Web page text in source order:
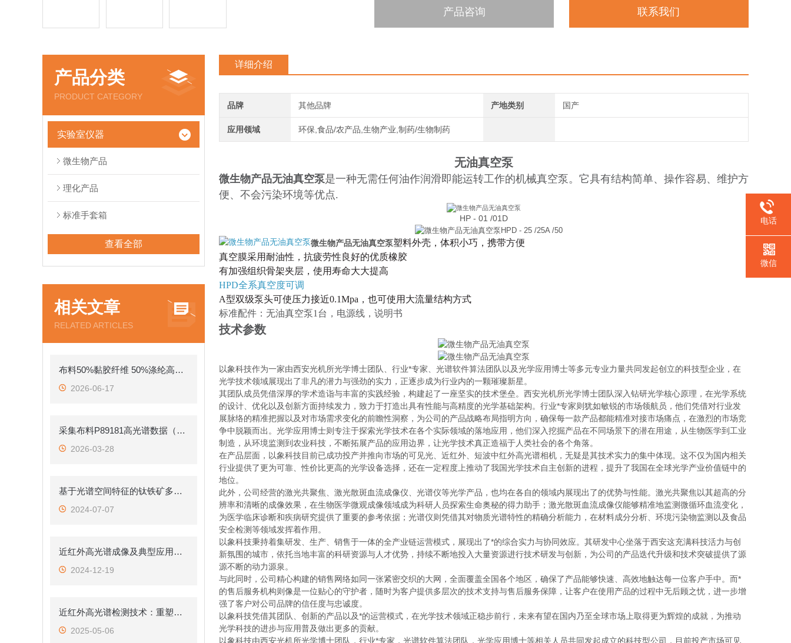
产品咨询 联系我们
产品分类
PRODUCT CATEGORY
实验室仪器
微生物产品
理化产品
标准手套箱
查看全部
相关文章
RELATED ARTICLES
布料50%黏胶纤维 50%涤纶高光谱数据分析
2026-06-17
采集布料P89181高光谱数据（材质无损识别）
2026-03-28
基于光谱空间特征的钛铁矿多组分高光谱品位评估
2024-07-07
近红外高光谱成像及典型应用场景
2024-12-19
近红外高光谱检测技术：重塑食品包装异物检测新格局
2025-05-06
详细介绍
品牌 其他品牌 产地类别 国产
应用领域 环保,食品/农产品,生物产业,制药/生物制药
无油真空泵
微生物产品无油真空泵是一种无需任何油作润滑即能运转工作的机械真空泵。它具有结构简单、操作容易、维护方
便、不会污染环境等优点.
HP - 01 /01D
HPD - 25 /25A /50
微生物产品无油真空泵塑料外壳，体积小巧，携带方便
真空膜采用耐油性，抗疲劳性良好的优质橡胶
有加强组织骨架夹层，使用寿命大大提高
HPD全系真空度可调
A型双级泵头可使压力接近0.1Mpa，也可使用大流量结构方式
标准配件：无油真空泵1台，电源线，说明书
技术参数
以象科技作为一家由西安光机所光学博士团队、行业*专家、光谱软件算法团队以及光学应用博士等多元专业力量共同发起创立的科技型企业，在
光学技术领域展现出了非凡的潜力与强劲的实力，正逐步成为行业内的一颗璀璨新星。
其团队成员凭借深厚的学术造诣与丰富的实践经验，构建起了一座坚实的技术堡垒。西安光机所光学博士团队深入钻研光学核心原理，在光学系统
的设计、优化以及创新方面持续发力，致力于打造出具有性能与高精度的光学基础架构。行业*专家则犹如敏锐的市场领航员，他们凭借对行业发
展脉络的精准把握以及对市场需求变化的前瞻性洞察，为公司的产品战略布局指明方向，确保每一款产品都能精准对接市场痛点，在激烈的市场竞
争中脱颖而出。光学应用博士则专注于探索光学技术在各个实际领域的落地应用，他们深入挖掘产品在不同场景下的潜在用途，从生物医学到工业
制造，从环境监测到农业科技，不断拓展产品的应用边界，让光学技术真正造福于人类社会的各个角落。
在产品层面，以象科技目前已成功投产并推向市场的可见光、近红外、短波中红外高光谱相机，无疑是其技术实力的集中体现。这不仅为国内相关
行业提供了更为可靠、性价比更高的光学设备选择，还在一定程度上推动了我国光学技术自主创新的进程，提升了我国在全球光学产业价值链中的
地位。
此外，公司经营的激光共聚焦、激光散斑血流成像仪、光谱仪等光学产品，也均在各自的领域内展现出了的优势与性能。激光共聚焦以其超高的分
辨率和清晰的成像效果，在生物医学微观成像领域成为科研人员探索生命奥秘的得力助手；激光散斑血流成像仪能够精准地监测微循环血流变化，
为医学临床诊断和疾病研究提供了重要的参考依据；光谱仪则凭借其对物质光谱特性的精确分析能力，在材料成分分析、环境污染物监测以及食品
安全检测等领域发挥着作用。
以象科技秉持着集研发、生产、销售于一体的全产业链运营模式，展现出了*的综合实力与协同效应。其研发中心坐落于西安这充满科技活力与创
新氛围的城市，依托当地丰富的科研资源与人才优势，持续不断地投入大量资源进行技术研发与创新，为公司的产品迭代升级和技术突破提供了源
源不断的动力源泉。
与此同时，公司精心构建的销售网络如同一张紧密交织的大网，全面覆盖全国各个地区，确保了产品能够快速、高效地触达每一位客户手中。而*
的售后服务机构则像是一位贴心的守护者，随时为客户提供多层次的技术支持与售后服务保障，让客户在使用产品的过程中无后顾之忧，进一步增
强了客户对公司品牌的信任度与忠诚度。
以象科技凭借其团队、创新的产品以及*的运营模式，在光学技术领域正稳步前行，未来有望在国内乃至全球市场上取得更为辉煌的成就，为推动
光学科技的进步与应用普及做出更多的贡献。
以象科技由西安光机所光学博士团队，行业*专家，光谱软件算法团队，光学应用博士等相关人员共同发起成立的科技型公司，目前投产市场可见
电话
微信